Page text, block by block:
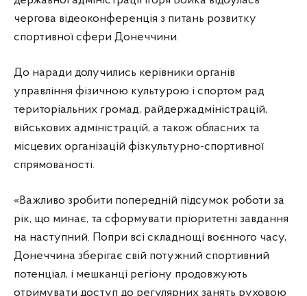
чергова відеоконференція з питань розвитку
спортивної сфери Донеччини.
До наради долучились керівники органів
управління фізичною культурою і спортом рад
територіальних громад, райдержадміністрацій,
військових адміністрацій, а також обласних та
місцевих організацій фізкультурно-спортивної
спрямованості.
«Важливо зробити попередній підсумок роботи за
рік, що минає, та сформувати пріоритетні завдання
на наступний. Попри всі складнощі воєнного часу,
Донеччина зберігає свій потужний спортивний
потенціал, і мешканці регіону продовжують
отримувати доступ до регулярних занять руховою